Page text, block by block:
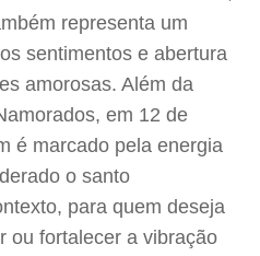
representa um
sentimentos e abertura
amorosas. Além da
em 12 de
é marcado pela energia
o santo
para quem deseja
ou fortalecer a vibração